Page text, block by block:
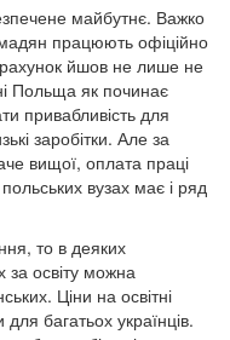
майбутнє. Важко
працюють офіційно
йшов не лише не
Польща як починає
привабливість для
заробітки. Але за
вищої, оплата праці
вузах має і ряд
то в деяких
за освіту можна
Ціни на освітні
багатьох українців.